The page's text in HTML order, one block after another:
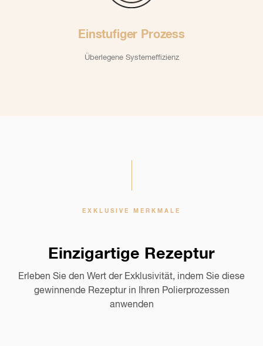
Einstufiger Prozess
Überlegene Systemeffizienz
EXKLUSIVE MERKMALE
Einzigartige Rezeptur
Erleben Sie den Wert der Exklusivität, indem Sie diese
gewinnende Rezeptur in Ihren Polierprozessen
anwenden